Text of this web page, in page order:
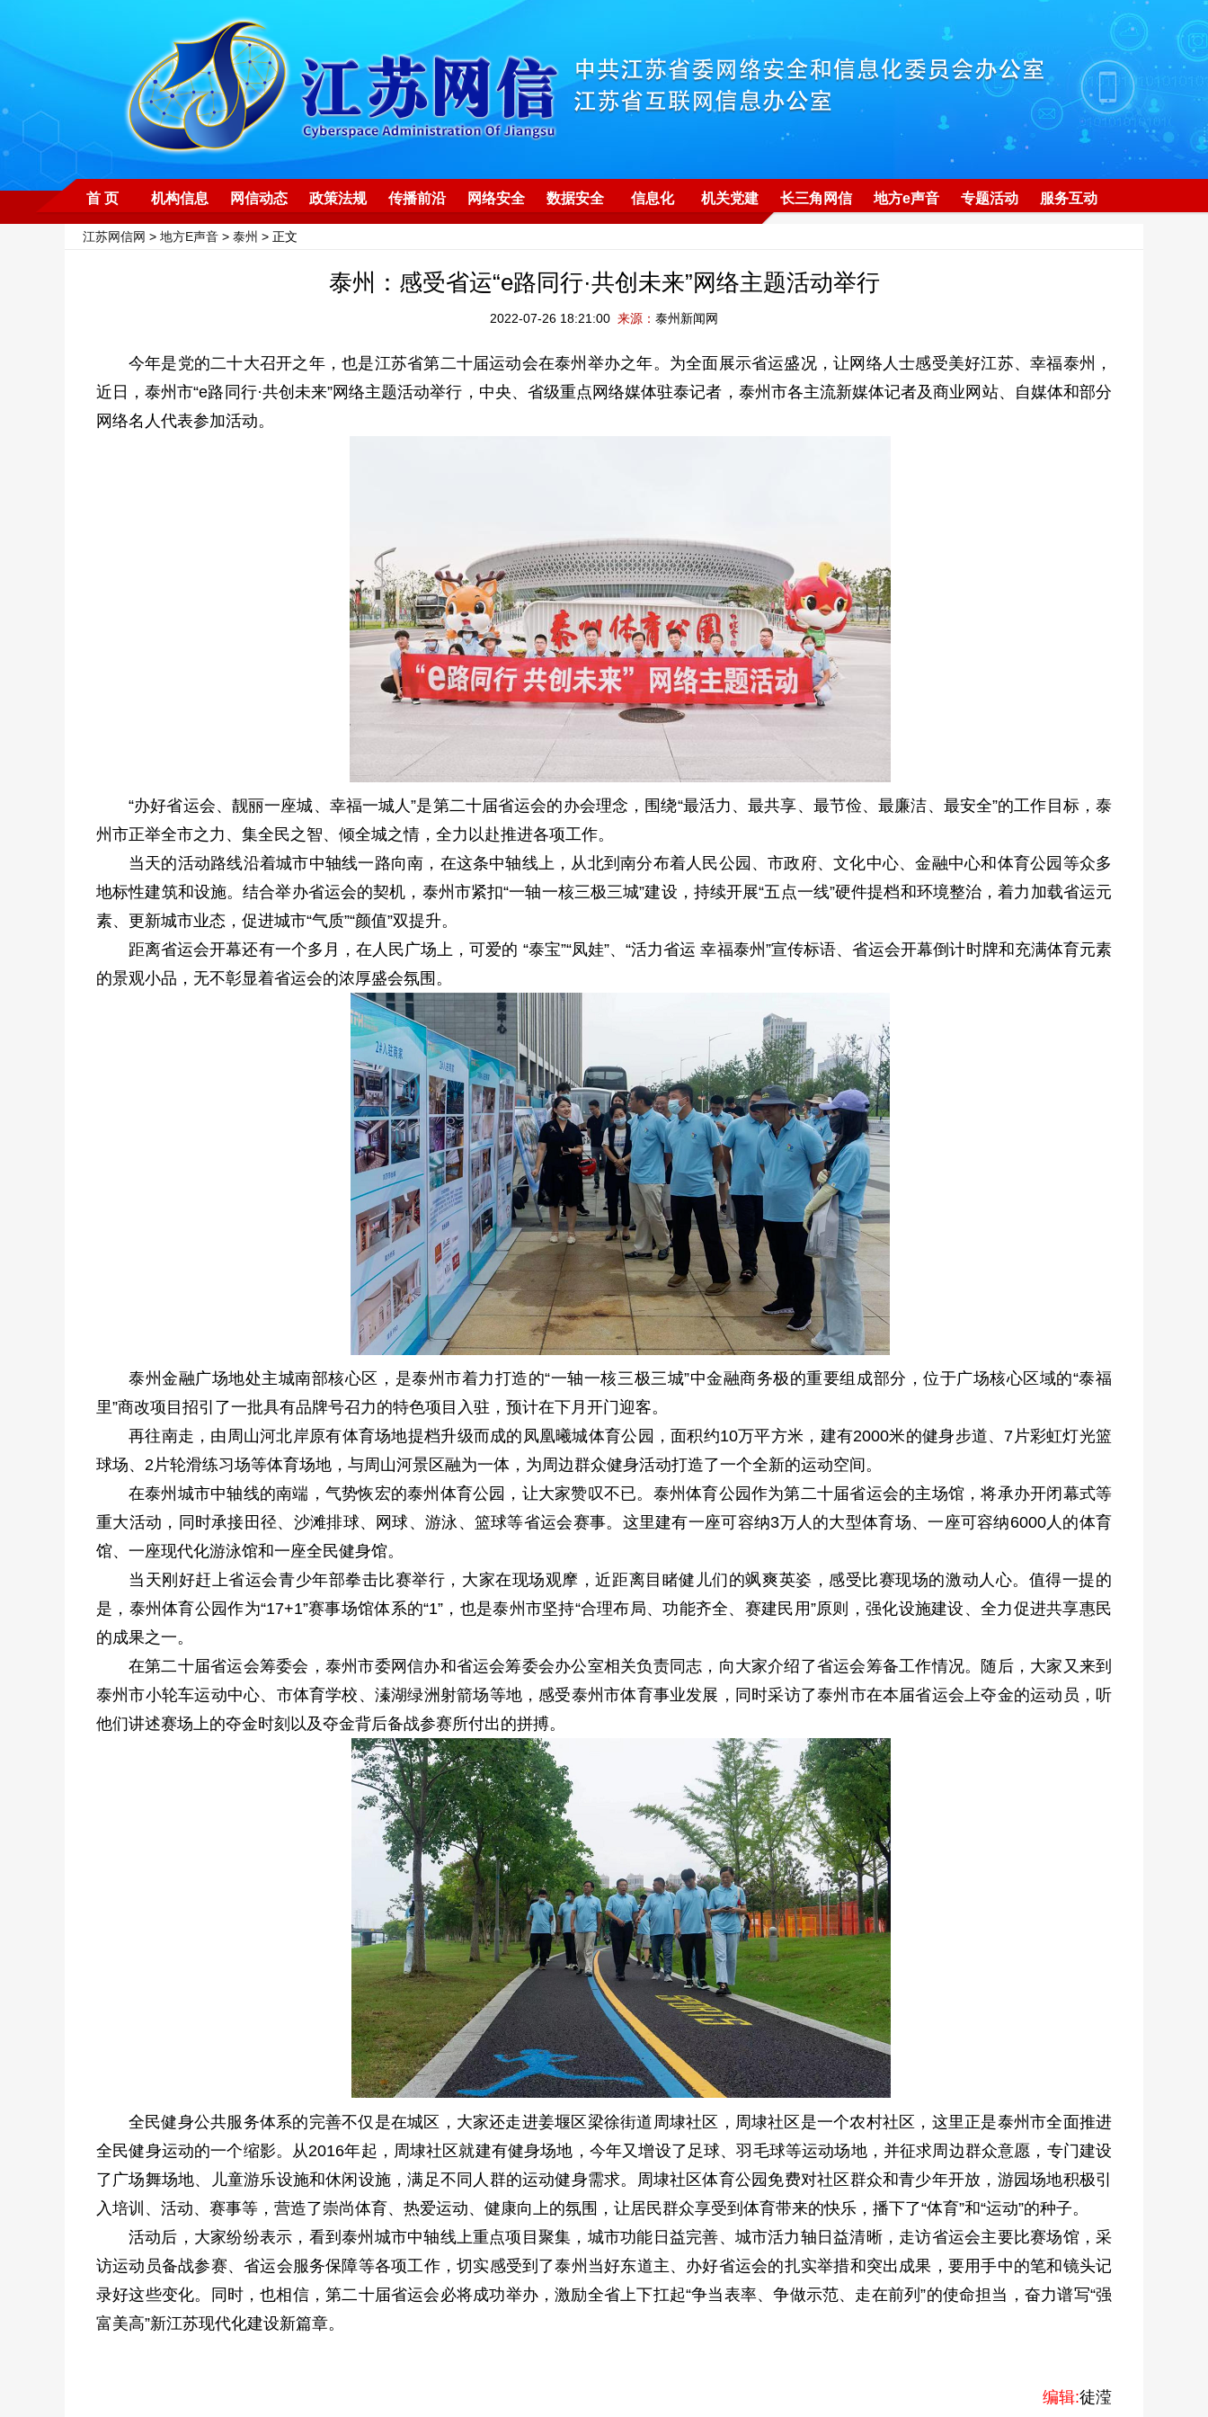
首 页 机构信息 网信动态 政策法规 传播前沿 网络安全 数据安全 信息化 机关党建 长三角网信 地方e声音 专题活动 服务互动
江苏网信网 > 地方E声音 > 泰州 > 正文
泰州：感受省运“e路同行·共创未来”网络主题活动举行
2022-07-26 18:21:00 来源： 泰州新闻网
今年是党的二十大召开之年，也是江苏省第二十届运动会在泰州举办之年。为全面展示省运盛况，让网络人士感受美好江苏、幸福泰州，
近日，泰州市“e路同行·共创未来”网络主题活动举行，中央、省级重点网络媒体驻泰记者，泰州市各主流新媒体记者及商业网站、自媒体和部分
网络名人代表参加活动。
“办好省运会、靓丽一座城、幸福一城人”是第二十届省运会的办会理念，围绕“最活力、最共享、最节俭、最廉洁、最安全”的工作目标，泰
州市正举全市之力、集全民之智、倾全城之情，全力以赴推进各项工作。
当天的活动路线沿着城市中轴线一路向南，在这条中轴线上，从北到南分布着人民公园、市政府、文化中心、金融中心和体育公园等众多
地标性建筑和设施。结合举办省运会的契机，泰州市紧扣“一轴一核三极三城”建设，持续开展“五点一线”硬件提档和环境整治，着力加载省运元
素、更新城市业态，促进城市“气质”“颜值”双提升。
距离省运会开幕还有一个多月，在人民广场上，可爱的 “泰宝”“凤娃”、“活力省运 幸福泰州”宣传标语、省运会开幕倒计时牌和充满体育元素
的景观小品，无不彰显着省运会的浓厚盛会氛围。
泰州金融广场地处主城南部核心区，是泰州市着力打造的“一轴一核三极三城”中金融商务极的重要组成部分，位于广场核心区域的“泰福
里”商改项目招引了一批具有品牌号召力的特色项目入驻，预计在下月开门迎客。
再往南走，由周山河北岸原有体育场地提档升级而成的凤凰曦城体育公园，面积约10万平方米，建有2000米的健身步道、7片彩虹灯光篮
球场、2片轮滑练习场等体育场地，与周山河景区融为一体，为周边群众健身活动打造了一个全新的运动空间。
在泰州城市中轴线的南端，气势恢宏的泰州体育公园，让大家赞叹不已。泰州体育公园作为第二十届省运会的主场馆，将承办开闭幕式等
重大活动，同时承接田径、沙滩排球、网球、游泳、篮球等省运会赛事。这里建有一座可容纳3万人的大型体育场、一座可容纳6000人的体育
馆、一座现代化游泳馆和一座全民健身馆。
当天刚好赶上省运会青少年部拳击比赛举行，大家在现场观摩，近距离目睹健儿们的飒爽英姿，感受比赛现场的激动人心。值得一提的
是，泰州体育公园作为“17+1”赛事场馆体系的“1”，也是泰州市坚持“合理布局、功能齐全、赛建民用”原则，强化设施建设、全力促进共享惠民
的成果之一。
在第二十届省运会筹委会，泰州市委网信办和省运会筹委会办公室相关负责同志，向大家介绍了省运会筹备工作情况。随后，大家又来到
泰州市小轮车运动中心、市体育学校、溱湖绿洲射箭场等地，感受泰州市体育事业发展，同时采访了泰州市在本届省运会上夺金的运动员，听
他们讲述赛场上的夺金时刻以及夺金背后备战参赛所付出的拼搏。
全民健身公共服务体系的完善不仅是在城区，大家还走进姜堰区梁徐街道周埭社区，周埭社区是一个农村社区，这里正是泰州市全面推进
全民健身运动的一个缩影。从2016年起，周埭社区就建有健身场地，今年又增设了足球、羽毛球等运动场地，并征求周边群众意愿，专门建设
了广场舞场地、儿童游乐设施和休闲设施，满足不同人群的运动健身需求。周埭社区体育公园免费对社区群众和青少年开放，游园场地积极引
入培训、活动、赛事等，营造了崇尚体育、热爱运动、健康向上的氛围，让居民群众享受到体育带来的快乐，播下了“体育”和“运动”的种子。
活动后，大家纷纷表示，看到泰州城市中轴线上重点项目聚集，城市功能日益完善、城市活力轴日益清晰，走访省运会主要比赛场馆，采
访运动员备战参赛、省运会服务保障等各项工作，切实感受到了泰州当好东道主、办好省运会的扎实举措和突出成果，要用手中的笔和镜头记
录好这些变化。同时，也相信，第二十届省运会必将成功举办，激励全省上下扛起“争当表率、争做示范、走在前列”的使命担当，奋力谱写“强
富美高”新江苏现代化建设新篇章。
编辑:徒滢